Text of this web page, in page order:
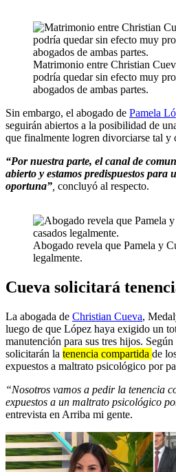
Matrimonio entre Christian
podría quedar sin efecto muy
abogados de ambas partes.
Sin embargo, el abogado de Pamela
seguirán abiertos a la posibilidad de
que finalmente logren divorciarse tal y
“Por nuestra parte, el canal de
abierto y estamos predispuestos para
oportuna” concluyó al respecto.
Abogado revela que Pamela y
legalmente.
Cueva solicitará
La abogada de Christian Cueva,
luego de que López haya exigido un
manutención para sus tres hijos.
solicitarán la tenencia compartida de
expuestos a maltrato psicológico por
“Nosotros vamos a pedir la tenencia
expuestos a un maltrato psicológico
entrevista en Arriba mi gente.